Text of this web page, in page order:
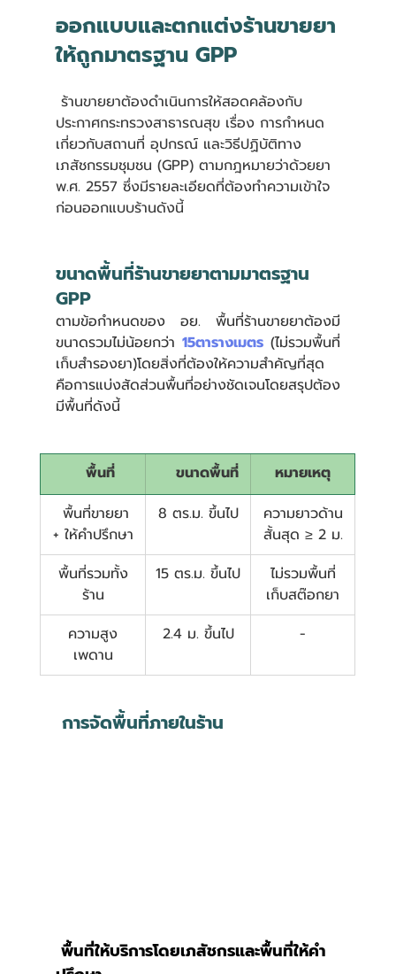
ออกแบบและตกแต่งร้านขายยา
ให้ถูกมาตรฐาน GPP
ประกาศกระทรวงสาธารณสุข เรื่อง การกำหนด
เกี่ยวกับสถานที่ อุปกรณ์ และวิธีปฏิบัติทาง
เภสัชกรรมชุมชน (GPP) ตามกฎหมายว่าด้วยยา
พ.ศ. 2557 ซึ่งมีรายละเอียดที่ต้องทำความเข้าใจ
ก่อนออกแบบร้านดังนี้
ขนาดพื้นที่ร้านขายยาตามมาตรฐาน
GPP
ตามข้อกำหนดของ อย. พื้นที่ร้านขายยาต้องมี
ขนาดรวมไม่น้อยกว่า 15ตารางเมตร (ไม่รวมพื้นที่
เก็บสำรองยา)โดยสิ่งที่ต้องให้ความสำคัญที่สุด
คือการแบ่งสัดส่วนพื้นที่อย่างชัดเจนโดยสรุปต้อง
มีพื้นที่ดังนี้
  พื้นที่
    ขนาดพื้นที่
หมายเหตุ
พื้นที่ขายยา
+ ให้คำปรึกษา
8 ตร.ม. ขึ้นไป
ความยาวด้าน
สั้นสุด ≥ 2 ม.
พื้นที่รวมทั้ง
ร้าน
15 ตร.ม. ขึ้นไป
ไม่รวมพื้นที่
เก็บสต๊อกยา
ความสูง
เพดาน
2.4 ม. ขึ้นไป -
การจัดพื้นที่ภายในร้าน